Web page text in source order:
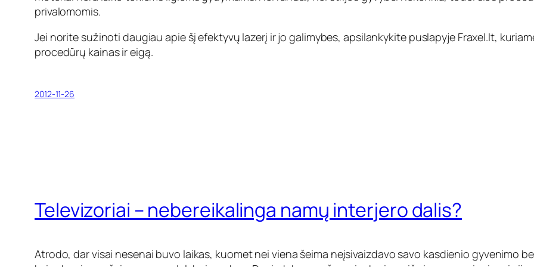
privalomomis.
Jei norite sužinoti daugiau apie šį efektyvų lazerį ir jo galimybes, apsilankykite puslapyje Fraxel.lt,
procedūrų kainas ir eigą.
2012-11-26
Televizoriai – nebereikalinga namų interjero dalis?
Atrodo, dar visai nesenai buvo laikas, kuomet nei viena šeima neįsivaizdavo savo kasdienio gyvenimo